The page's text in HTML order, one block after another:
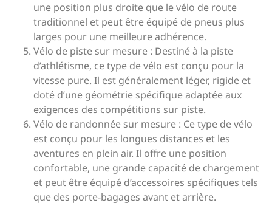
une position plus droite que le vélo de route
traditionnel et peut être équipé de pneus plus
larges pour une meilleure adhérence.
Vélo de piste sur mesure : Destiné à la piste
d’athlétisme, ce type de vélo est conçu pour la
vitesse pure. Il est généralement léger, rigide et
doté d’une géométrie spécifique adaptée aux
exigences des compétitions sur piste.
Vélo de randonnée sur mesure : Ce type de vélo
est conçu pour les longues distances et les
aventures en plein air. Il offre une position
confortable, une grande capacité de chargement
et peut être équipé d’accessoires spécifiques tels
que des porte-bagages avant et arrière.